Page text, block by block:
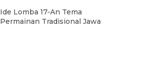
Ide Lomba 17-An Tema
Permainan Tradisional Jawa